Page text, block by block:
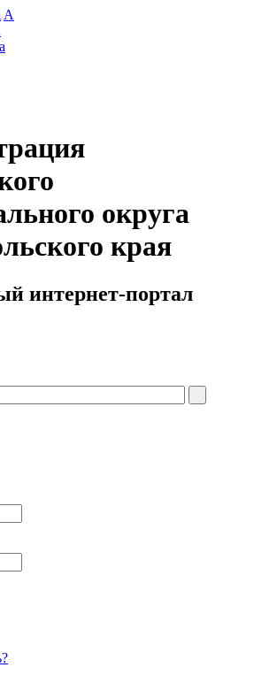
A
округа
края
интернет-портал